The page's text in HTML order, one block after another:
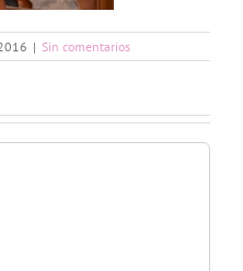
| Sin comentarios